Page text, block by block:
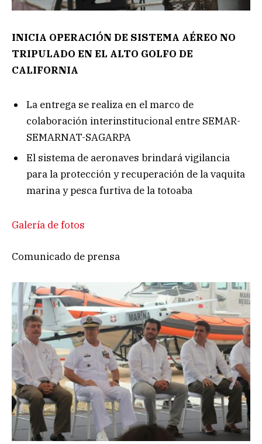
INICIA OPERACIÓN DE SISTEMA AÉREO NO
TRIPULADO EN EL ALTO GOLFO DE
CALIFORNIA
La entrega se realiza en el marco de
colaboración interinstitucional entre SEMAR-
SEMARNAT-SAGARPA
El sistema de aeronaves brindará vigilancia
para la protección y recuperación de la vaquita
marina y pesca furtiva de la totoaba
Galería de fotos
Comunicado de prensa